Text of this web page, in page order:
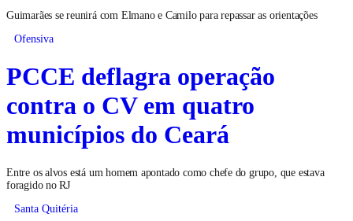
Guimarães se reunirá com Elmano e Camilo para repassar as orientações
Ofensiva
PCCE deflagra operação
contra o CV em quatro
municípios do Ceará
Entre os alvos está um homem apontado como chefe do grupo, que estava
foragido no RJ
Santa Quitéria